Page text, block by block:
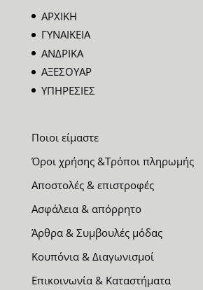
ΑΡΧΙΚΗ
ΓΥΝΑΙΚΕΙΑ
ΑΝΔΡΙΚΑ
ΑΞΕΣΟΥΑΡ
ΥΠΗΡΕΣΙΕΣ
Ποιοι είμαστε
Όροι χρήσης &Τρόποι πληρωμής
Αποστολές & επιστροφές
Ασφάλεια & απόρρητο
Άρθρα & Συμβουλές μόδας
Κουπόνια & Διαγωνισμοί
Επικοινωνία & Καταστήματα